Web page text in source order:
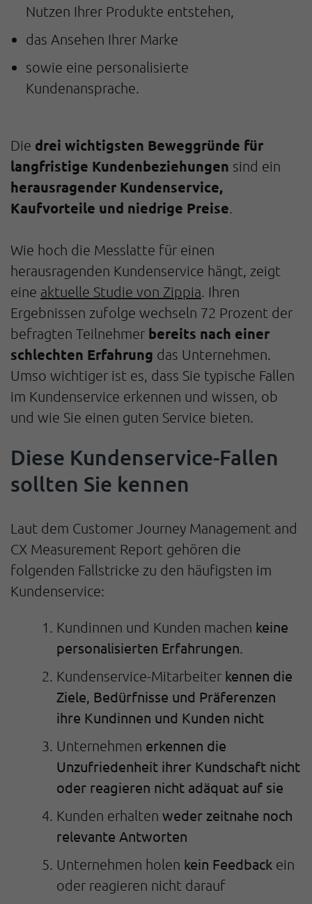
Nutzen Ihrer Produkte entstehen,
das Ansehen Ihrer Marke
sowie eine personalisierte
Kundenansprache.
Die drei wichtigsten Beweggründe für
langfristige Kundenbeziehungen sind ein
herausragender Kundenservice,
Kaufvorteile und niedrige Preise.
Wie hoch die Messlatte für einen
herausragenden Kundenservice hängt, zeigt
eine aktuelle Studie von Zippia. Ihren
Ergebnissen zufolge wechseln 72 Prozent der
befragten Teilnehmer bereits nach einer
schlechten Erfahrung das Unternehmen.
Umso wichtiger ist es, dass Sie typische Fallen
im Kundenservice erkennen und wissen, ob
und wie Sie einen guten Service bieten.
Diese Kundenservice-Fallen
sollten Sie kennen
Laut dem Customer Journey Management and
CX Measurement Report gehören die
folgenden Fallstricke zu den häufigsten im
Kundenservice:
Kundinnen und Kunden machen keine
personalisierten Erfahrungen.
Kundenservice-Mitarbeiter kennen die
Ziele, Bedürfnisse und Präferenzen
ihre Kundinnen und Kunden nicht
Unternehmen erkennen die
Unzufriedenheit ihrer Kundschaft nicht
oder reagieren nicht adäquat auf sie
Kunden erhalten weder zeitnahe noch
relevante Antworten
Unternehmen holen kein Feedback ein
oder reagieren nicht darauf